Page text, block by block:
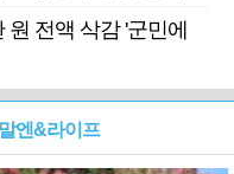
전액 삭감 '군민에
엔&라이프